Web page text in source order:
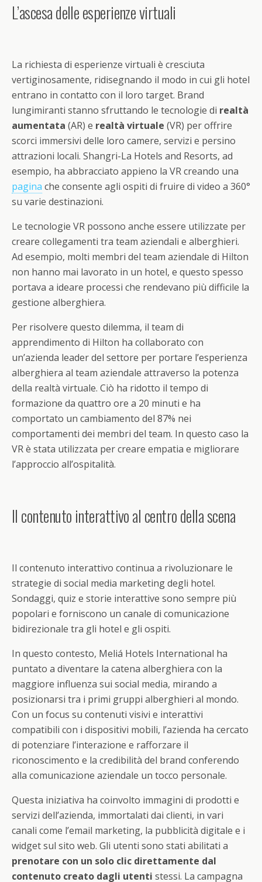
L’ascesa delle esperienze virtuali
La richiesta di esperienze virtuali è cresciuta
vertiginosamente, ridisegnando il modo in cui gli hotel
entrano in contatto con il loro target. Brand
lungimiranti stanno sfruttando le tecnologie di realtà
aumentata (AR) e realtà virtuale (VR) per offrire
scorci immersivi delle loro camere, servizi e persino
attrazioni locali. Shangri-La Hotels and Resorts, ad
esempio, ha abbracciato appieno la VR creando una
pagina che consente agli ospiti di fruire di video a 360°
su varie destinazioni.
Le tecnologie VR possono anche essere utilizzate per
creare collegamenti tra team aziendali e alberghieri.
Ad esempio, molti membri del team aziendale di Hilton
non hanno mai lavorato in un hotel, e questo spesso
portava a ideare processi che rendevano più difficile la
gestione alberghiera.
Per risolvere questo dilemma, il team di
apprendimento di Hilton ha collaborato con
un’azienda leader del settore per portare l’esperienza
alberghiera al team aziendale attraverso la potenza
della realtà virtuale. Ciò ha ridotto il tempo di
formazione da quattro ore a 20 minuti e ha
comportato un cambiamento del 87% nei
comportamenti dei membri del team. In questo caso la
VR è stata utilizzata per creare empatia e migliorare
l’approccio all’ospitalità.
Il contenuto interattivo al centro della scena
Il contenuto interattivo continua a rivoluzionare le
strategie di social media marketing degli hotel.
Sondaggi, quiz e storie interattive sono sempre più
popolari e forniscono un canale di comunicazione
bidirezionale tra gli hotel e gli ospiti.
In questo contesto, Meliá Hotels International ha
puntato a diventare la catena alberghiera con la
maggiore influenza sui social media, mirando a
posizionarsi tra i primi gruppi alberghieri al mondo.
Con un focus su contenuti visivi e interattivi
compatibili con i dispositivi mobili, l’azienda ha cercato
di potenziare l’interazione e rafforzare il
riconoscimento e la credibilità del brand conferendo
alla comunicazione aziendale un tocco personale.
Questa iniziativa ha coinvolto immagini di prodotti e
servizi dell’azienda, immortalati dai clienti, in vari
canali come l’email marketing, la pubblicità digitale e i
widget sul sito web. Gli utenti sono stati abilitati a
prenotare con un solo clic direttamente dal
contenuto creato dagli utenti stessi. La campagna